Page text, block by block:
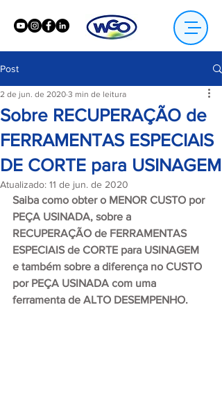
Post
Sobre RECUPERAÇÃO de
FERRAMENTAS ESPECIAIS
DE CORTE para USINAGEM
2 de jun. de 2020 3 min de leitura
Atualizado: 11 de jun. de 2020
Saiba como obter o MENOR CUSTO por
PEÇA USINADA, sobre a
RECUPERAÇÃO de FERRAMENTAS
ESPECIAIS de CORTE para USINAGEM
e também sobre a diferença no CUSTO
por PEÇA USINADA com uma
ferramenta de ALTO DESEMPENHO.